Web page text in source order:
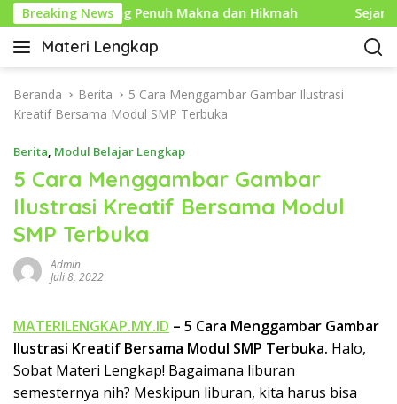
a
Breaking News
Islam yang Penuh Makna dan Hikmah Sejarah
Materi Lengkap
I
f
o
e
n
d
i
d
k
L
e
n
g
Beranda Berita
5 Cara Menggambar Gambar Ilustrasi
Kreatif Bersama Modul SMP Terbuka
Berita, Modul Belajar Lengkap
5 Cara Menggambar Gambar
Ilustrasi Kreatif Bersama Modul
SMP Terbuka
Admin
Juli 8, 2022
MATERILENGKAP.MY.ID – 5 Cara Menggambar Gambar
Ilustrasi Kreatif Bersama Modul SMP Terbuka. Halo,
Sobat Materi Lengkap! Bagaimana liburan
semesternya nih? Meskipun liburan, kita harus bisa